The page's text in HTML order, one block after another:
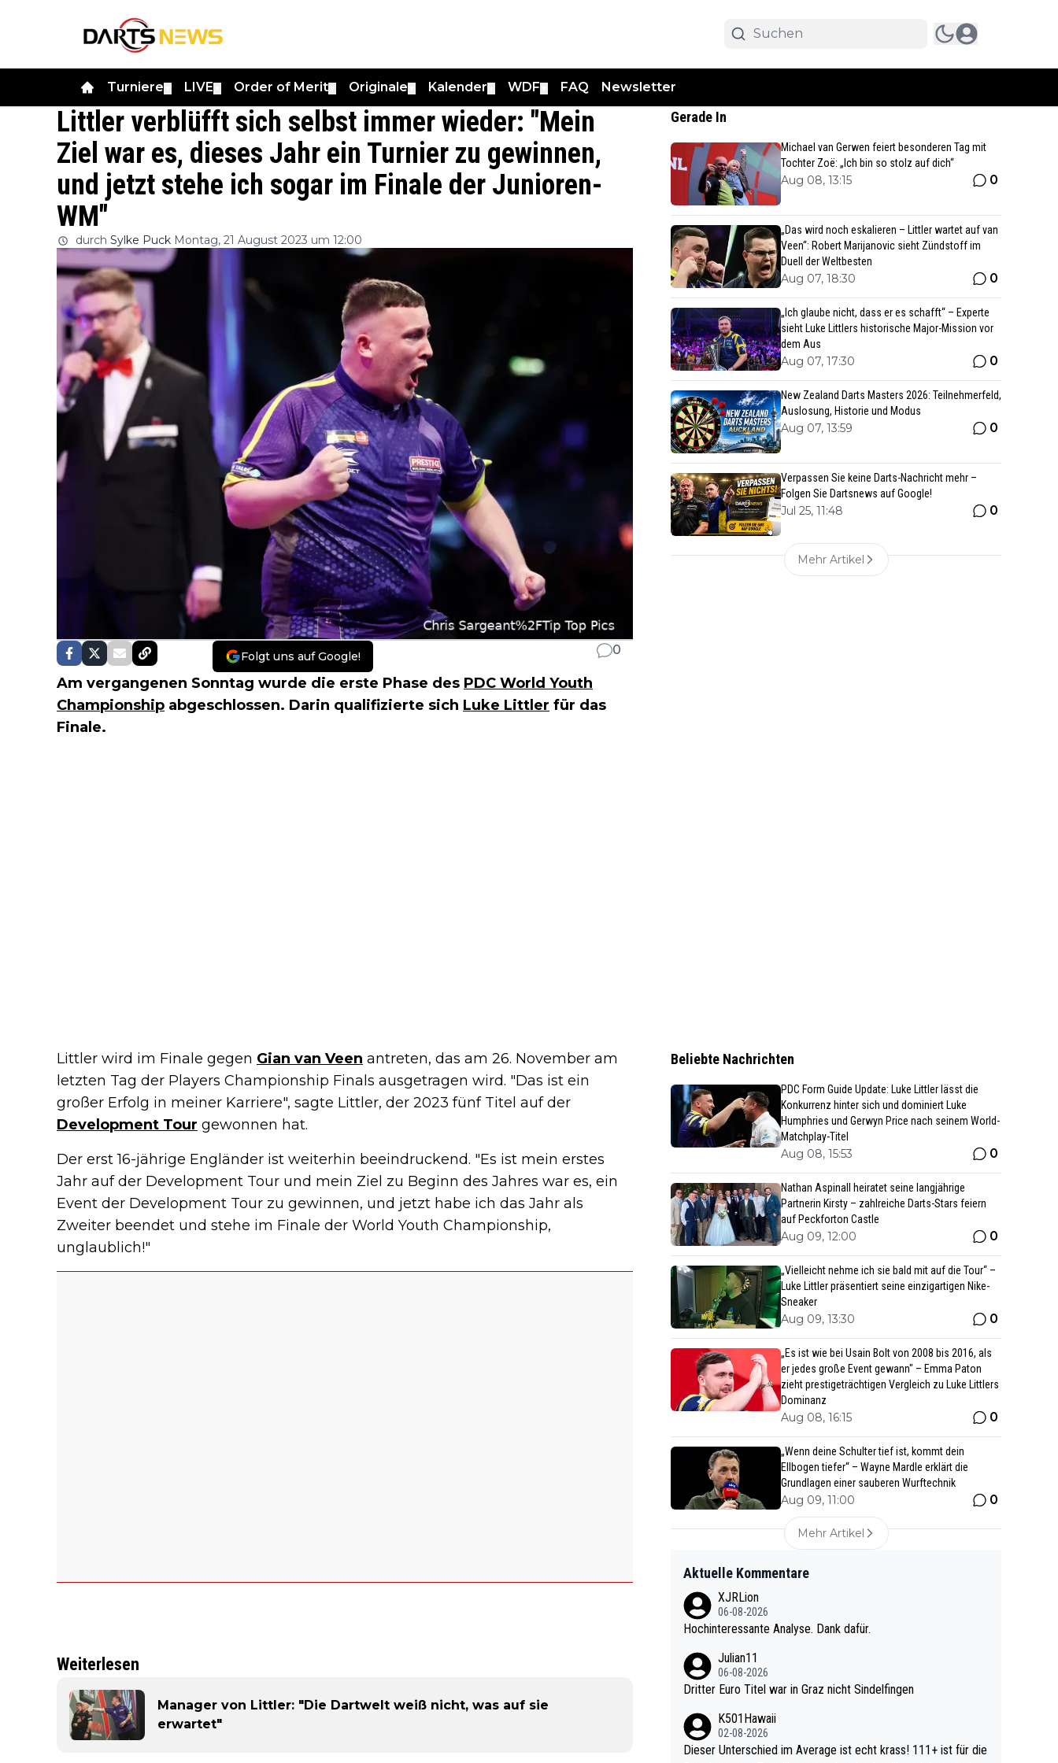
Turniere LIVE Order of Merit Originale Kalender WDF FAQ Newsletter
Littler verblüfft sich selbst immer wieder: "Mein
Ziel war es, dieses Jahr ein Turnier zu gewinnen,
und jetzt stehe ich sogar im Finale der Junioren-
WM"
durch Sylke Puck Montag, 21 August 2023 um 12:00
Folgt uns auf Google! 0
Am vergangenen Sonntag wurde die erste Phase des PDC World Youth
Championship abgeschlossen. Darin qualifizierte sich Luke Littler für das
Finale.
Littler wird im Finale gegen Gian van Veen antreten, das am 26. November am
letzten Tag der Players Championship Finals ausgetragen wird. "Das ist ein
großer Erfolg in meiner Karriere", sagte Littler, der 2023 fünf Titel auf der
Development Tour gewonnen hat.
Der erst 16-jährige Engländer ist weiterhin beeindruckend. "Es ist mein erstes
Jahr auf der Development Tour und mein Ziel zu Beginn des Jahres war es, ein
Event der Development Tour zu gewinnen, und jetzt habe ich das Jahr als
Zweiter beendet und stehe im Finale der World Youth Championship,
unglaublich!"
Weiterlesen
Manager von Littler: "Die Dartwelt weiß nicht, was auf sie
erwartet"
Gerade In
Michael van Gerwen feiert besonderen Tag mit
Tochter Zoë: „Ich bin so stolz auf dich“
Aug 08, 13:15 0
„Das wird noch eskalieren – Littler wartet auf van
Veen“: Robert Marijanovic sieht Zündstoff im
Duell der Weltbesten
Aug 07, 18:30 0
„Ich glaube nicht, dass er es schafft“ – Experte
sieht Luke Littlers historische Major-Mission vor
dem Aus
Aug 07, 17:30 0
New Zealand Darts Masters 2026: Teilnehmerfeld,
Auslosung, Historie und Modus
Aug 07, 13:59 0
Verpassen Sie keine Darts-Nachricht mehr –
Folgen Sie Dartsnews auf Google!
Jul 25, 11:48 0
Mehr Artikel
Beliebte Nachrichten
PDC Form Guide Update: Luke Littler lässt die
Konkurrenz hinter sich und dominiert Luke
Humphries und Gerwyn Price nach seinem World-
Matchplay-Titel
Aug 08, 15:53 0
Nathan Aspinall heiratet seine langjährige
Partnerin Kirsty – zahlreiche Darts-Stars feiern
auf Peckforton Castle
Aug 09, 12:00 0
„Vielleicht nehme ich sie bald mit auf die Tour“ –
Luke Littler präsentiert seine einzigartigen Nike-
Sneaker
Aug 09, 13:30 0
„Es ist wie bei Usain Bolt von 2008 bis 2016, als
er jedes große Event gewann" – Emma Paton
zieht prestigeträchtigen Vergleich zu Luke Littlers
Dominanz
Aug 08, 16:15 0
„Wenn deine Schulter tief ist, kommt dein
Ellbogen tiefer“ – Wayne Mardle erklärt die
Grundlagen einer sauberen Wurftechnik
Aug 09, 11:00 0
Mehr Artikel
Aktuelle Kommentare
XJRLion
06-08-2026
Hochinteressante Analyse. Dank dafür.
Julian11
06-08-2026
Dritter Euro Titel war in Graz nicht Sindelfingen
K501Hawaii
02-08-2026
Dieser Unterschied im Average ist echt krass! 111+ ist für die